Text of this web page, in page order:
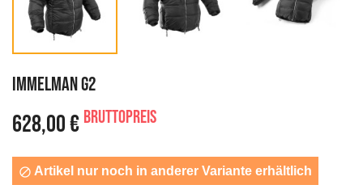
IMMELMAN G2
628,00 € Bruttopreis
 Artikel nur noch in anderer Variante erhältlich